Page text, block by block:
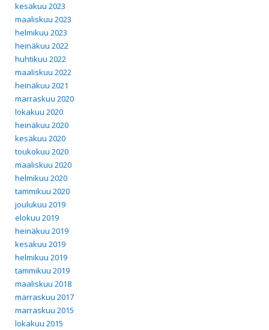
kesäkuu 2023
maaliskuu 2023
helmikuu 2023
heinäkuu 2022
huhtikuu 2022
maaliskuu 2022
heinäkuu 2021
marraskuu 2020
lokakuu 2020
heinäkuu 2020
kesäkuu 2020
toukokuu 2020
maaliskuu 2020
helmikuu 2020
tammikuu 2020
joulukuu 2019
elokuu 2019
heinäkuu 2019
kesäkuu 2019
helmikuu 2019
tammikuu 2019
maaliskuu 2018
marraskuu 2017
marraskuu 2015
lokakuu 2015